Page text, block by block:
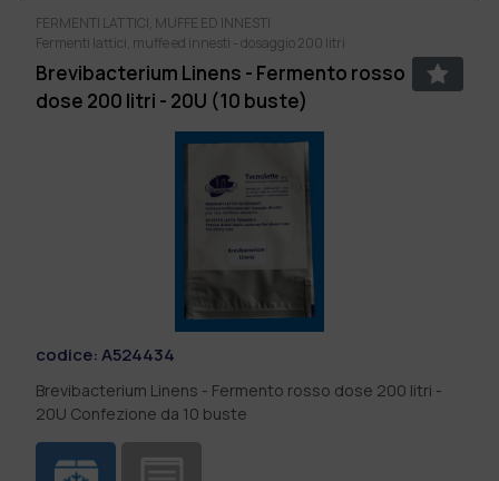
FERMENTI LATTICI, MUFFE ED INNESTI
Fermenti lattici, muffe ed innesti - dosaggio 200 litri
Brevibacterium Linens - Fermento rosso
dose 200 litri - 20U (10 buste)
codice:A524434
Brevibacterium Linens - Fermento rosso dose 200 litri -
20U Confezione da 10 buste